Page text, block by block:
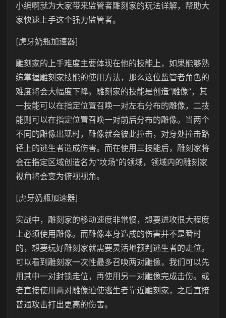
小编啊就为大家带来监管者雕刻家的玩法详解，帮助大
家快速上手这个强力监管者。
[虎牙奶瓶加速器]
雕刻家的上手难度主要体现在他的技能上，如果能够熟
练掌握雕刻家技能的使用方法，那么这位监管者角色的
难度将会大幅度下降。雕刻家的技能是创造“雕像”，其
一技能可以在指定位置召唤一对左右分布的雕像，二技
能则可以在指定位置召唤一对前后分布的雕像。当两个
不同的雕像出现时，雕像就会彼此撞击，对身处撞击路
径上的逃生者造成伤害。而在使用三技能后，雕刻家将
会在指定区域创造名为“坟场”的领域，领域内的雕刻家
视角将会变为俯视视角。
[虎牙奶瓶加速器]
实战中，雕刻家的移动速度非常慢，想要进攻很大程度
上必须使用雕像。而雕像本身造成的伤害并不是瞬时
的，想要玩好雕刻家就需要灵活地预判逃生者的走位。
可以看到雕刻家一次性最多召唤两对雕像，我们可以先
用其中一对封锁走位，再使用另一对雕像完成击伤。或
者直接使用两对雕像迫使逃生者靠近雕刻家，之后直接
普通攻击打出更高的伤害。